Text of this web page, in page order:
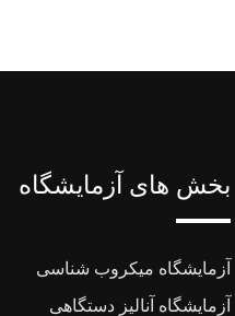
بخش های آزمایشگاه
آزمایشگاه میکروب شناسی
آزمایشگاه آنالیز دستگاهی